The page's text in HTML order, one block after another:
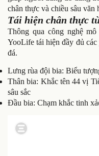
chân thực và chiều sâu văn
Tái hiện chân thực
Thông qua công nghệ
YooLife tái hiện đầy đủ
đá.
Lưng rùa đội bia: Biểu
Thân bia: Khắc tên 44 vị
sâu sắc
Đầu bia: Chạm khắc tinh